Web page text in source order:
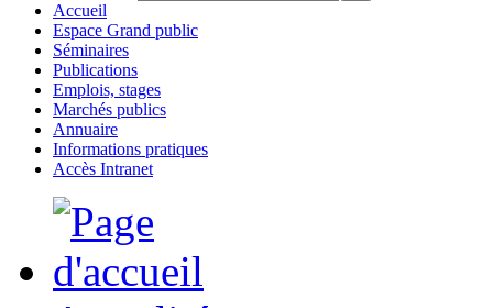
Accueil
Espace Grand public
Séminaires
Publications
Emplois, stages
Marchés publics
Annuaire
Informations pratiques
Accès Intranet